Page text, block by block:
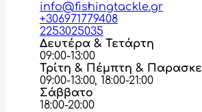
info@fishingtackle.gr
+306971779408
2253025035
Δευτέρα & Τετάρτη
09:00-13:00
Τρίτη & Πέμπτη &
09:00-13:00, 18:00-21:00
Σάββατο
18:00-20:00